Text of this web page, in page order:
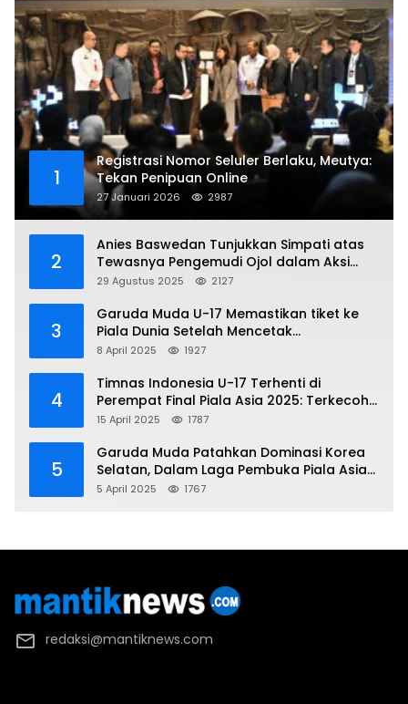
1
Registrasi Nomor Seluler Berlaku, Meutya:
Tekan Penipuan Online
27 Januari 2026 2987
2
Anies Baswedan Tunjukkan Simpati atas
Tewasnya Pengemudi Ojol dalam Aksi
Demo
29 Agustus 2025 2127
3
Garuda Muda U-17 Memastikan tiket ke
Piala Dunia Setelah Mencetak
Kemenangan Gemilang atas Yaman 4-1 di
8 April 2025 1927
4
Timnas Indonesia U-17 Terhenti di
Perempat Final Piala Asia 2025: Terkecoh
Korea Utara
15 April 2025 1787
5
Garuda Muda Patahkan Dominasi Korea
Selatan, Dalam Laga Pembuka Piala Asia
2025 U-17
5 April 2025 1767
redaksi@mantiknews.com